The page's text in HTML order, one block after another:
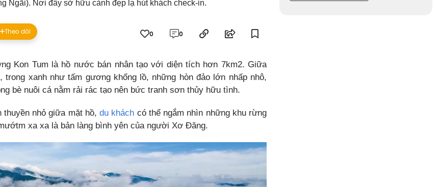
Ngãi). Nơi đây sở hữu cảnh đẹp lạ hút khách check-in.
Theo dõi 0 0
Kon Tum là hồ nước bán nhân tạo với diện tích hơn 7km2. Giữa
trong xanh như tấm gương khổng lồ, những hòn đảo lớn nhấp nhô,
bè nuôi cá nằm rải rác tạo nên bức tranh sơn thủy hữu tình.
thuyền nhỏ giữa mặt hồ,du khách có thể ngắm nhìn những khu rừng
xa xa là bản làng bình yên của người Xơ Đăng.